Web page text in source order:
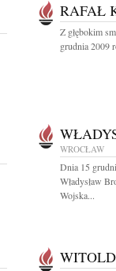
RAFAŁ
Z głębokim
grudnia 2009
WROCŁAW
Dnia 15
Władysław
Wojska...